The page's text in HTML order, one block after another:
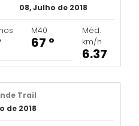
08, Julho de 2018
M40
67 º
Méd.
km/h
6.37
Trail
de 2018